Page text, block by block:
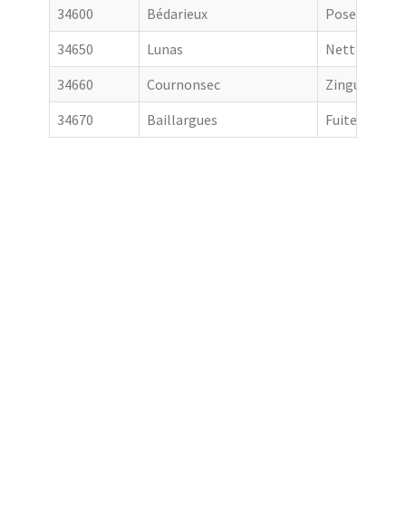
34600
Bédarieux
Pose de
34650
Lunas
Nettoyage
34660
Cournonsec
Zingueur
34670
Baillargues Fuite toiture